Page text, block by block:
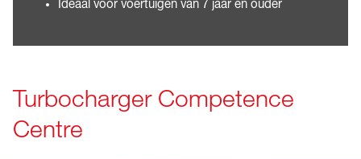
Ideaal voor voertuigen van 7 jaar en ouder
Turbocharger Competence
Centre